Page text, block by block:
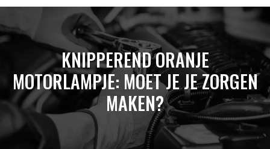
KNIPPEREND ORANJE
MOTORLAMPJE: MOET JE JE ZORGEN
MAKEN?